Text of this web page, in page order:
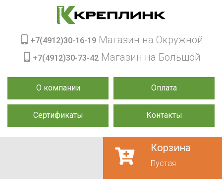
О компании Оплата
Сертификаты Контакты
+7(4912)30-16-19 Магазин на Окружной
+7(4912)30-73-42 Магазин на Большой
Корзина
Пустая